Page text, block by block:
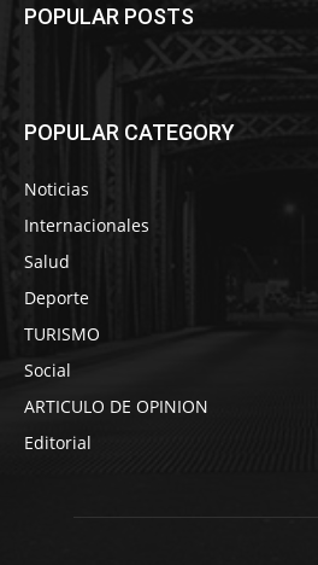
POPULAR POSTS
POPULAR CATEGORY
Noticias
Internacionales
Salud
Deporte
TURISMO
Social
ARTICULO DE OPINION
Editorial